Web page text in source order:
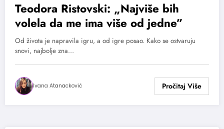
Teodora Ristovski: „Najviše bih
volela da me ima više od jedne”
Od života je napravila igru, a od igre posao. Kako se ostvaruju
snovi, najbolje zna…
Ivana Atanacković